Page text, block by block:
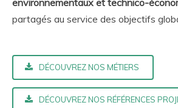
environnementaux et technico-
partagés au service des objectifs
DÉCOUVREZ NOS MÉTIERS
DÉCOUVREZ NOS RÉFÉRENCES